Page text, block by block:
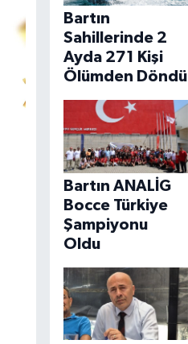
Bartın
Sahillerinde 2
Ayda 271 Kişi
Ölümden Döndü
Bartın ANALİG
Bocce Türkiye
Şampiyonu
Oldu